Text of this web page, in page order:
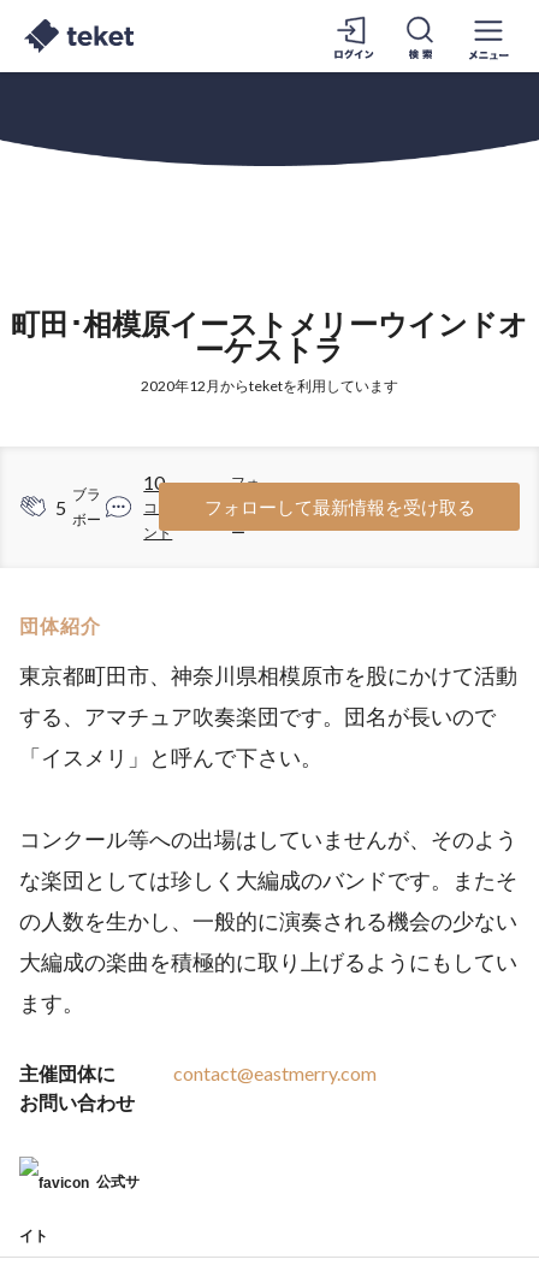
町田･相模原イーストメリーウインドオ
ーケストラ
2020年12月からteketを利用しています
5
ブラ
ボー
10
コメ
ント
3
フォ
ロワ
ー
フォローして最新情報を受け取る
団体紹介
東京都町田市、神奈川県相模原市を股にかけて活動
する、アマチュア吹奏楽団です。団名が長いので
「イスメリ」と呼んで下さい。
コンクール等への出場はしていませんが、そのよう
な楽団としては珍しく大編成のバンドです。またそ
の人数を生かし、一般的に演奏される機会の少ない
大編成の楽曲を積極的に取り上げるようにもしてい
ます。
主催団体に
お問い合わせ
contact@eastmerry.com
公式サ
イト